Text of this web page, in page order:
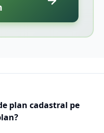
plan cadastral pe